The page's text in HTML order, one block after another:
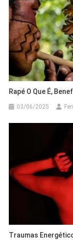
Rapé O Que É,
03/06/2025
Traumas